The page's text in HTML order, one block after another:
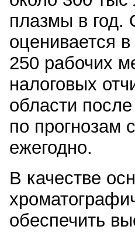
плазмы в год.
оценивается
250 рабочих
налоговых
области
по прогнозам
ежегодно.
В качестве
обеспечить